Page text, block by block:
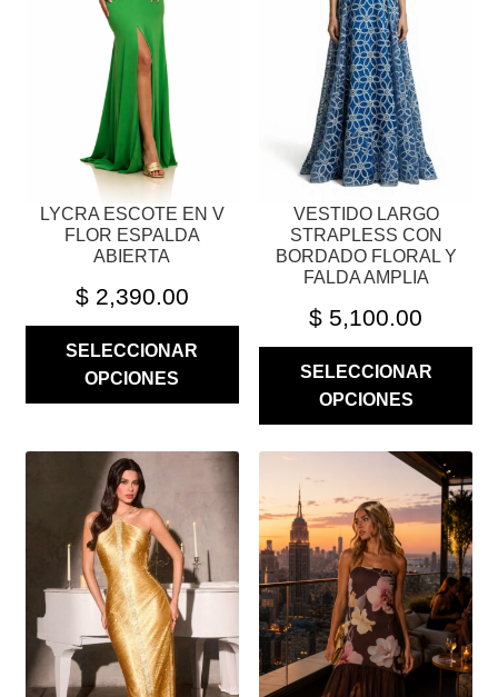
LYCRA ESCOTE EN V
FLOR ESPALDA
ABIERTA
$2,390.00
SELECCIONAR
OPCIONES
OPCIONES
DE
PRODUCTO
VESTIDO LARGO
STRAPLESS CON
BORDADO FLORAL Y
FALDA AMPLIA
$ 5,100.00
SELECCIONAR
OPCIONES
OPCIONES
PUEDEN
ELEGIR
PRODUCTO
PRODUCTO
MÚLTIPLES
VARIANTES.
LAS
OPCIONES
SE
PUEDEN
PRODUCTO
TIENE
MÚLTIPLES
VARIANTES.
LAS
OPCIONES
SE
PUEDEN